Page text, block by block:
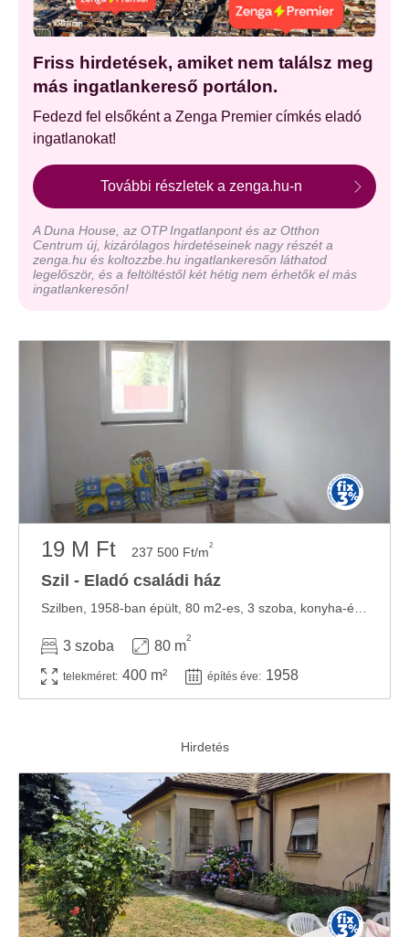
Friss hirdetések, amiket nem találsz meg
más ingatlankereső portálon.
Fedezd fel elsőként a Zenga Premier címkés eladó
ingatlanokat!
További részletek a zenga.hu-n
A Duna House, az OTP Ingatlanpont és az Otthon
Centrum új, kizárólagos hirdetéseinek nagy részét a
zenga.hu és koltozzbe.hu ingatlankeresőn láthatod
legelőször, és a feltöltéstől két hétig nem érhetők el más
ingatlankeresőn!
19 M Ft 237 500 Ft/m2
Szil - Eladó családi ház
3 szoba 80 m
2
telekméret: 400 m² építés éve: 1958